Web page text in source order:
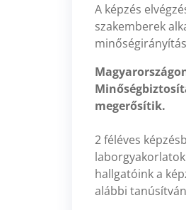
A képzés
szakemberek
megerősítik.
2 féléves
hallgatóink a
alábbi